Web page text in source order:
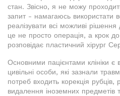
стан. Звісно, я не можу
запит - намагаюсь використати
реалізувати всі можливі
це не просто операція, а крок
розповідає пластичний хірург
Основними пацієнтами клініки є
цивільні особи, які зазнали
потреб входить корекція рубців,
видалення іноземних предметів